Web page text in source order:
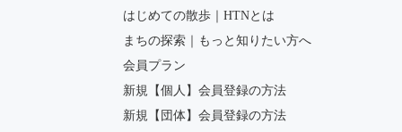
はじめての散歩｜HTNとは
まちの探索｜もっと知りたい方へ
会員プラン
新規【個人】会員登録の方法
新規【団体】会員登録の方法